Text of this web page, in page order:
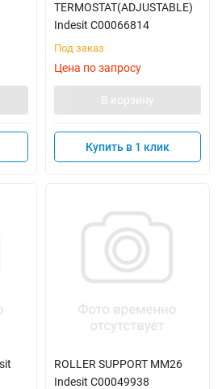
TERMOSTAT(ADJUSTABLE)
Indesit C00066814
Под заказ
Цена по запросу
В корзину
Купить в 1 клик
ROLLER SUPPORT MM26
Indesit C00049938